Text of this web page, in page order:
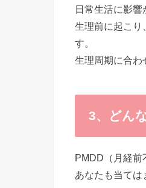
日常生活に影響
生理前に起こり
す。
生理周期に合わ
3、どん
PMDD（月経前
あなたも当ては